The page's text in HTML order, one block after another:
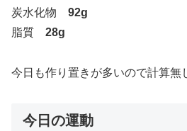
炭水化物 92g
脂質 28g
今日も作り置きが多いので計算無
今日の運動